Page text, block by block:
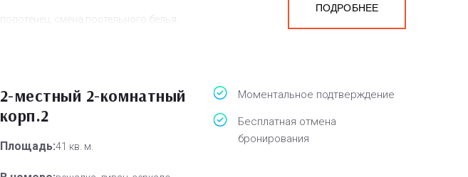
полотенец, смена постельного белья,
ПОДРОБНЕЕ
2-местный 2-комнатный
корп.2
Площадь:41 кв. м.
Моментальное подтверждение
Бесплатная отмена
бронирования